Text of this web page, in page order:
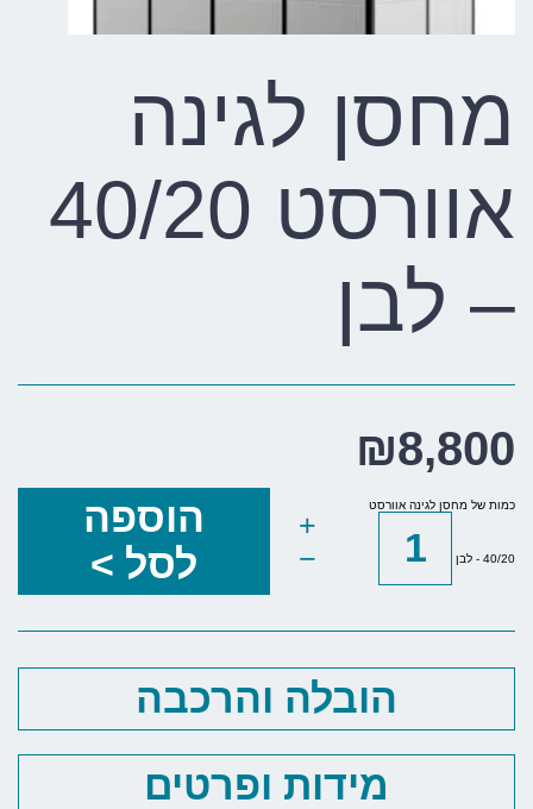
מחסן לגינה
אוורסט 40/20
– לבן
₪8,800
כמות של מחסן לגינה אוורסט
40/20 - לבן
+
−
הוספה
לסל >
הובלה והרכבה
מידות ופרטים